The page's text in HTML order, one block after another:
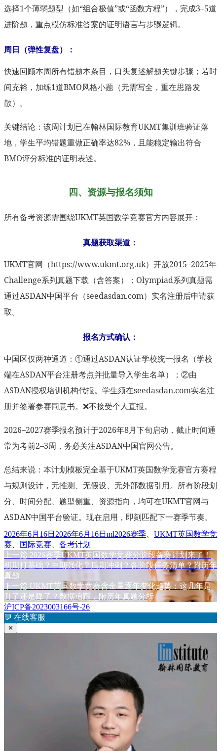
选择1个薄弱题型（如“组合极值”或“函数方程”），完成3–5道
进阶题，重点模仿标准答案的证明语言与步骤逻辑。
周日（弹性复盘）：
快速回顾本周所有错题本条目，口头复述解题关键步骤；若时
间充裕，加练1道BMO风格小题（无需写全，重在思路发
散）。
关键结论：该周计划已在翰林国际教育UKMT集训班验证落
地，学生平均错题重做正确率达82%，且能稳定输出符合
BMO评分标准的证明表述。
四、资源与报名须知
所有备考资源需围绕UKMT英国数学竞赛官方内容展开：
真题获取渠道：
UKMT官网（https://www.ukmt.org.uk）开放2015–2025年
Challenge系列真题下载（含答案）；Olympiad系列真题需
通过ASDAN中国平台（seedasdan.com）实名注册后申请获
取。
报名方式确认：
中国区仅两种通道：①通过ASDAN认证学校统一报名（学校
端在ASDAN平台注册考点并批量导入学生名单）；②由
ASDAN授权培训机构代报。学生须在seedasdan.com实名注
册并签署参赛同意书。❌不接受个人直报。
2026–2027赛季报名预计于2026年8月下旬启动，截止时间通
常为考前2–3周，务必关注ASDAN中国官网公告。
总结来说：本计划模板完全基于UKMT英国数学竞赛官方赛程
与规则设计，无推测、无假设、无外部数据引用。所有阶段划
分、时间分配、题型侧重、资源指向，均可在UKMT官网与
ASDAN中国平台验证。现在启用，即刻匹配下一赛季节奏。
发
布
于
2026年6月16日 2026年6月16日 作
ml标
2026赛季
UKMT英国数学竞
赛
国际竞赛 备考计划
文
章
导
航
上一篇 上
篇
章：
2026赛季UKMT英国数学竞赛分阶段备赛计划来了！
初期打基础？中期强化？后期冲刺？各阶段任务清单？附历年
真题
下一篇 下
篇
文
章：
UKMT英国数学竞赛含金量逐年变化趋势：这几年是
升了还是降了？数据追踪，附历年真题分析
沪ICP备2023003166号-26
💬 在线客服
✕